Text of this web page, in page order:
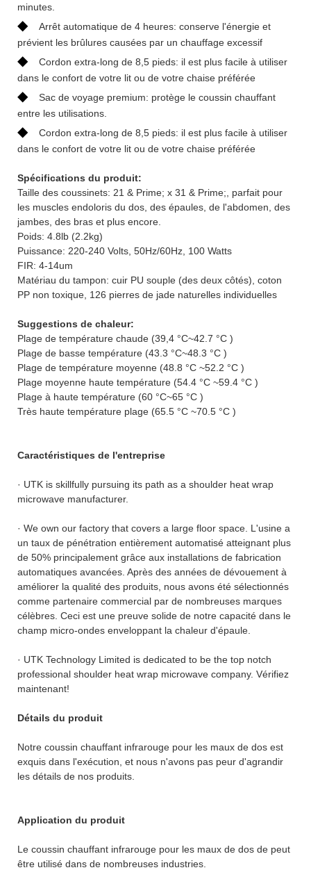
minutes.
◆
Arrêt automatique de 4 heures: conserve l'énergie et
prévient les brûlures causées par un chauffage excessif
◆
Cordon extra-long de 8,5 pieds: il est plus facile à utiliser
dans le confort de votre lit ou de votre chaise préférée
◆
Sac de voyage premium: protège le coussin chauffant
entre les utilisations.
◆
Cordon extra-long de 8,5 pieds: il est plus facile à utiliser
dans le confort de votre lit ou de votre chaise préférée
Spécifications du produit:
Taille des coussinets: 21 & Prime; x 31 & Prime;, parfait pour
les muscles endoloris du dos, des épaules, de l'abdomen, des
jambes, des bras et plus encore.
Poids: 4.8lb (2.2kg)
Puissance: 220-240 Volts, 50Hz/60Hz, 100 Watts
FIR: 4-14um
Matériau du tampon: cuir PU souple (des deux côtés), coton
PP non toxique, 126 pierres de jade naturelles individuelles
Suggestions de chaleur:
Plage de température chaude (39,4 °C~42.7 °C )
Plage de basse température (43.3 °C~48.3 °C )
Plage de température moyenne (48.8 °C ~52.2 °C )
Plage moyenne haute température (54.4 °C ~59.4 °C )
Plage à haute température (60 °C~65 °C )
Très haute température plage (65.5 °C ~70.5 °C )
Caractéristiques de l'entreprise
· UTK is skillfully pursuing its path as a shoulder heat wrap
microwave manufacturer.
· We own our factory that covers a large floor space. L'usine a
un taux de pénétration entièrement automatisé atteignant plus
de 50% principalement grâce aux installations de fabrication
automatiques avancées. Après des années de dévouement à
améliorer la qualité des produits, nous avons été sélectionnés
comme partenaire commercial par de nombreuses marques
célèbres. Ceci est une preuve solide de notre capacité dans le
champ micro-ondes enveloppant la chaleur d'épaule.
· UTK Technology Limited is dedicated to be the top notch
professional shoulder heat wrap microwave company. Vérifiez
maintenant!
Détails du produit
Notre coussin chauffant infrarouge pour les maux de dos est
exquis dans l'exécution, et nous n'avons pas peur d'agrandir
les détails de nos produits.
Application du produit
Le coussin chauffant infrarouge pour les maux de dos de peut
être utilisé dans de nombreuses industries.